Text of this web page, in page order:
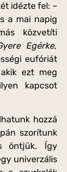
idézte fel: –
a mai napig
közvetíti
Egérke,
eufóriát
ezt meg
kapcsot
hozzá
szorítunk
öntjük. Így
univerzális